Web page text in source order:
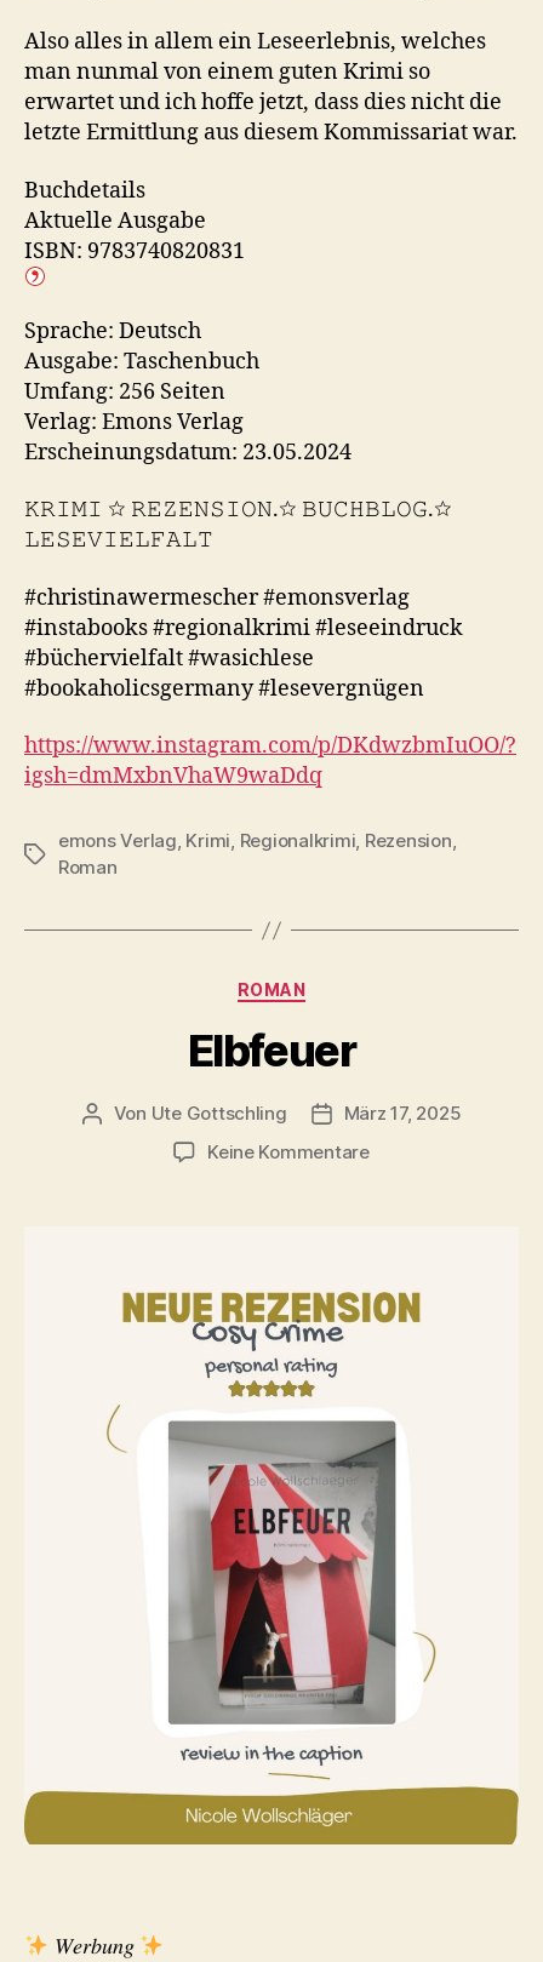
Also alles in allem ein Leseerlebnis, welches
man nunmal von einem guten Krimi so
erwartet und ich hoffe jetzt, dass dies nicht die
letzte Ermittlung aus diesem Kommissariat war.
Buchdetails
Aktuelle Ausgabe
ISBN: 9783740820831
Sprache: Deutsch
Ausgabe: Taschenbuch
Umfang: 256 Seiten
Verlag: Emons Verlag
Erscheinungsdatum: 23.05.2024
𝙺𝚁𝙸𝙼𝙸 ☆ 𝚁𝙴𝚉𝙴𝙽𝚂𝙸𝙾𝙽.☆ 𝙱𝚄𝙲𝙷𝙱𝙻𝙾𝙶.☆
𝙻𝙴𝚂𝙴𝚅𝙸𝙴𝙻𝙵𝙰𝙻𝚃
#christinawermescher #emonsverlag
#instabooks #regionalkrimi #leseeindruck
#büchervielfalt #wasichlese
#bookaholicsgermany #lesevergnügen
https://www.instagram.com/p/DKdwzbmIuOO/?
igsh=dmMxbnVhaW9waDdq
Schlagwörter
emons Verlag, Krimi, Regionalkrimi, Rezension,
Roman
Kategorien
ROMAN
Elbfeuer
Beitragsautor
Von Ute Gottschling Veröffentlichungsdatum
März 17, 2025
Keine Kommentarezu
𝑊𝑒𝑟𝑏𝑢𝑛𝑔